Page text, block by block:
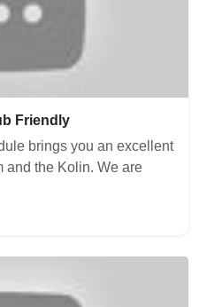
Friendly
brings you an excellent
and the Kolin. We are